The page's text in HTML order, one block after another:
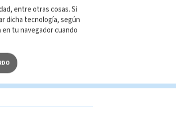
reproducción no
entre otras cosas. Si
dicha tecnología, según
en tu navegador cuando